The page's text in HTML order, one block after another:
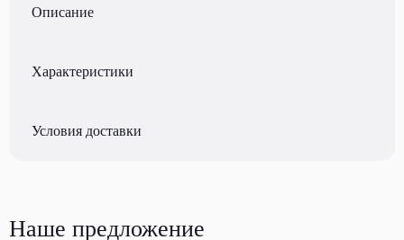
Описание
Характеристики
Условия доставки
Наше предложение